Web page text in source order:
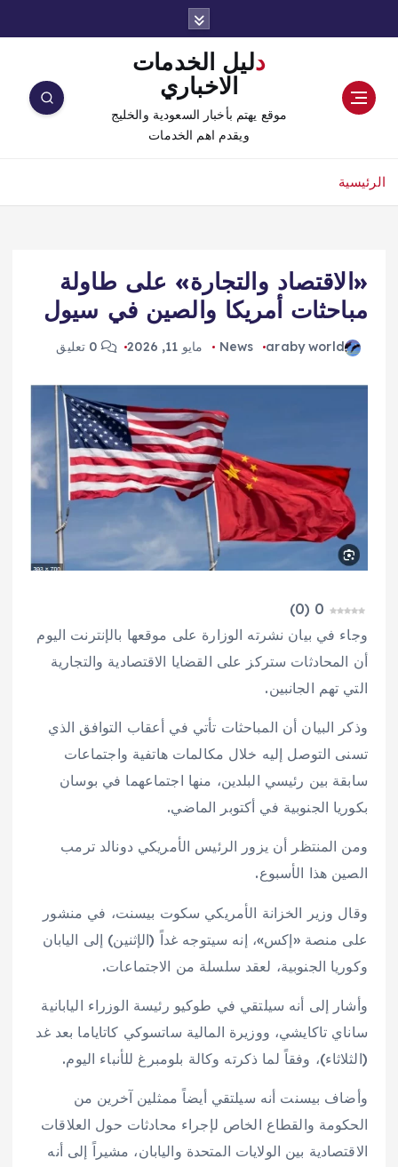
دليل الخدمات
الاخباري
موقع يهتم بأخبار السعودية والخليج
ويقدم اهم الخدمات
الرئيسية
«الاقتصاد والتجارة» على طاولة
مباحثات أمريكا والصين في سيول
araby world
News مايو 11, 2026
0
(
0
)
وجاء في بيان نشرته الوزارة على موقعها بالإنترنت اليوم
أن المحادثات ستركز على القضايا الاقتصادية والتجارية
التي تهم الجانبين.
وذكر البيان أن المباحثات تأتي في أعقاب التوافق الذي
تسنى التوصل إليه خلال مكالمات هاتفية واجتماعات
سابقة بين رئيسي البلدين، منها اجتماعهما في بوسان
بكوريا الجنوبية في أكتوبر الماضي.
ومن المنتظر أن يزور الرئيس الأمريكي دونالد ترمب
الصين هذا الأسبوع.
وقال وزير الخزانة الأمريكي سكوت بيسنت، في منشور
على منصة «إكس»، إنه سيتوجه غداً (الإثنين) إلى اليابان
وكوريا الجنوبية، لعقد سلسلة من الاجتماعات.
وأشار إلى أنه سيلتقي في طوكيو رئيسة الوزراء اليابانية
ساناي تاكايشي، ووزيرة المالية ساتسوكي كاتاياما بعد غد
(الثلاثاء)، وفقاً لما ذكرته وكالة بلومبرغ للأنباء اليوم.
وأضاف بيسنت أنه سيلتقي أيضاً ممثلين آخرين من
الحكومة والقطاع الخاص لإجراء محادثات حول العلاقات
الاقتصادية بين الولايات المتحدة واليابان، مشيراً إلى أنه